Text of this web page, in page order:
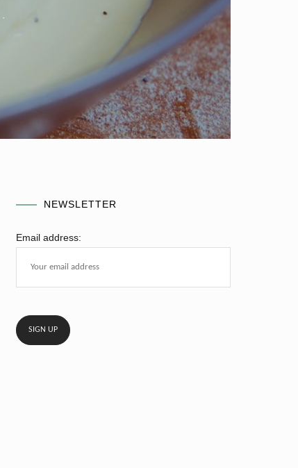
NEWSLETTER
Email address: